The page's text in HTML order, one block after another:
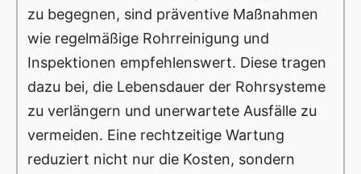
zu begegnen, sind präventive Maßnahmen
wie regelmäßige Rohrreinigung und
Inspektionen empfehlenswert. Diese tragen
dazu bei, die Lebensdauer der Rohrsysteme
zu verlängern und unerwartete Ausfälle zu
vermeiden. Eine rechtzeitige Wartung
reduziert nicht nur die Kosten, sondern